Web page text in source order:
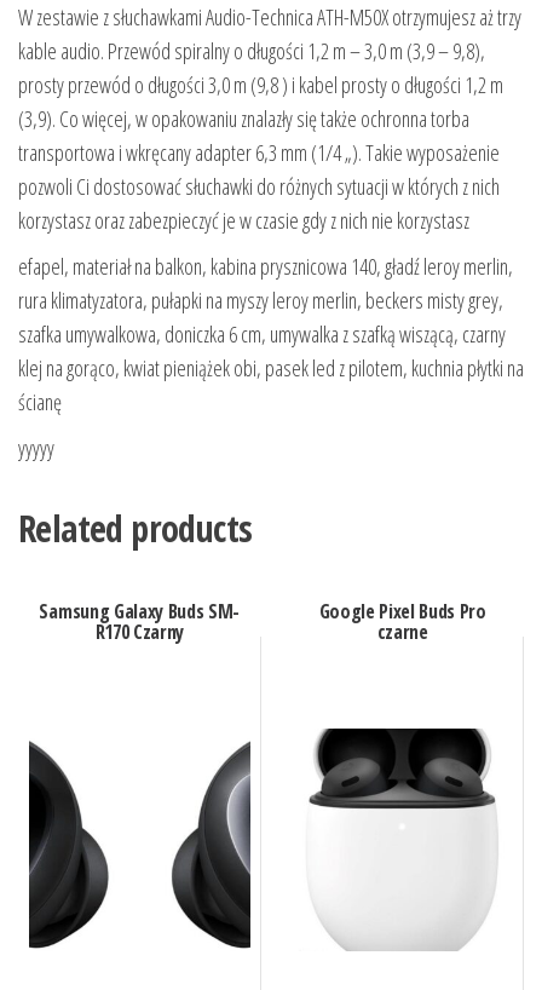
W zestawie z słuchawkami Audio-Technica ATH-M50X otrzymujesz aż trzy
kable audio. Przewód spiralny o długości 1,2 m – 3,0 m (3,9 – 9,8),
prosty przewód o długości 3,0 m (9,8 ) i kabel prosty o długości 1,2 m
(3,9). Co więcej, w opakowaniu znalazły się także ochronna torba
transportowa i wkręcany adapter 6,3 mm (1/4 „). Takie wyposażenie
pozwoli Ci dostosować słuchawki do różnych sytuacji w których z nich
korzystasz oraz zabezpieczyć je w czasie gdy z nich nie korzystasz
efapel, materiał na balkon, kabina prysznicowa 140, gładź leroy merlin,
rura klimatyzatora, pułapki na myszy leroy merlin, beckers misty grey,
szafka umywalkowa, doniczka 6 cm, umywalka z szafką wiszącą, czarny
klej na gorąco, kwiat pieniążek obi, pasek led z pilotem, kuchnia płytki na
ścianę
yyyyy
Related products
Samsung Galaxy Buds SM-
R170 Czarny
Google Pixel Buds Pro
czarne